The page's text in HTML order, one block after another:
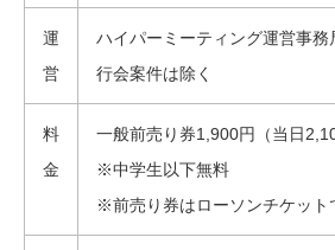
運
営
ハイパーミーティング運営事
行会案件は除く
料
金
一般前売り券1,900円（当日
※中学生以下無料
※前売り券はローソンチケット